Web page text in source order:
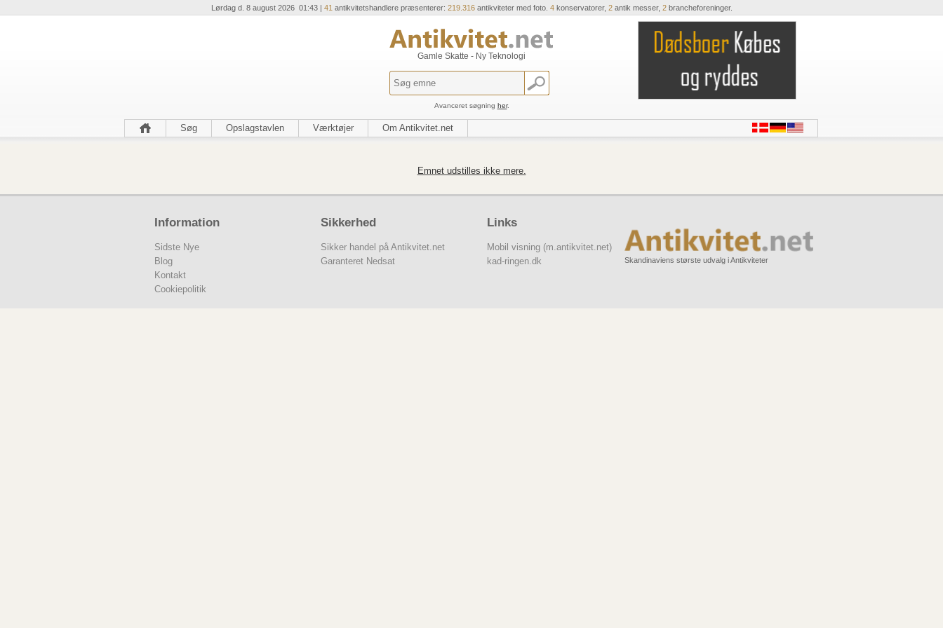
Lørdag d. 8 august 2026 01:43 | 41 antikvitetshandlere præsenterer: 219.316antikviteter med foto. 4konservatorer, 2antik messer, 2brancheforeninger.
Gamle Skatte - Ny Teknologi
Avanceret søgning her.
Søg Opslagstavlen Værktøjer Om Antikvitet.net
Emnet udstilles ikke mere.
Information
Sidste Nye
Blog
Kontakt
Cookiepolitik
Sikkerhed
Sikker handel på Antikvitet.net
Garanteret Nedsat
Links
Mobil visning (m.antikvitet.net)
kad-ringen.dk
Skandinaviens største udvalg i Antikviteter